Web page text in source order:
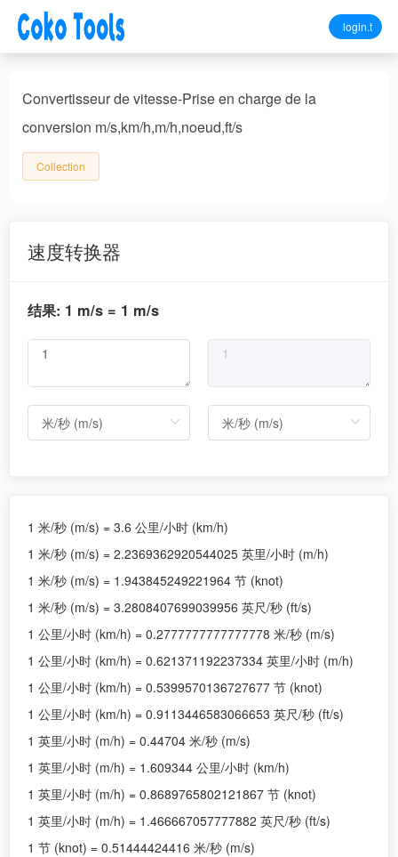
login.t
Convertisseur de vitesse-Prise en charge de la
conversion m/s,km/h,m/h,noeud,ft/s
Collection
速度转换器
结果: 1 m/s = 1 m/s
1 米/秒 (m/s) = 3.6 公里/小时 (km/h)
1 米/秒 (m/s) = 2.2369362920544025 英里/小时 (m/h)
1 米/秒 (m/s) = 1.943845249221964 节 (knot)
1 米/秒 (m/s) = 3.2808407699039956 英尺/秒 (ft/s)
1 公里/小时 (km/h) = 0.2777777777777778 米/秒 (m/s)
1 公里/小时 (km/h) = 0.621371192237334 英里/小时 (m/h)
1 公里/小时 (km/h) = 0.5399570136727677 节 (knot)
1 公里/小时 (km/h) = 0.9113446583066653 英尺/秒 (ft/s)
1 英里/小时 (m/h) = 0.44704 米/秒 (m/s)
1 英里/小时 (m/h) = 1.609344 公里/小时 (km/h)
1 英里/小时 (m/h) = 0.8689765802121867 节 (knot)
1 英里/小时 (m/h) = 1.466667057777882 英尺/秒 (ft/s)
1 节 (knot) = 0.51444424416 米/秒 (m/s)